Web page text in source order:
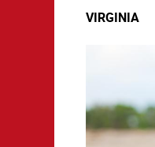
VIRGINIA